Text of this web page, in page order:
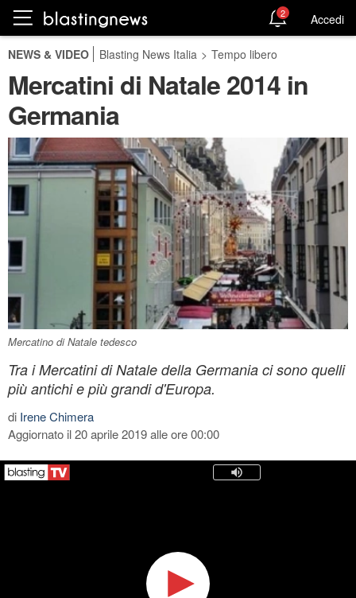
2 Accedi
NEWS & VIDEO Blasting News Italia > Tempo libero
Mercatini di Natale 2014 in
Germania
Mercatino di Natale tedesco
Tra i Mercatini di Natale della Germania ci sono quelli
più antichi e più grandi d'Europa.
di Irene Chimera
Aggiornato il 20 aprile 2019 alle ore 00:00